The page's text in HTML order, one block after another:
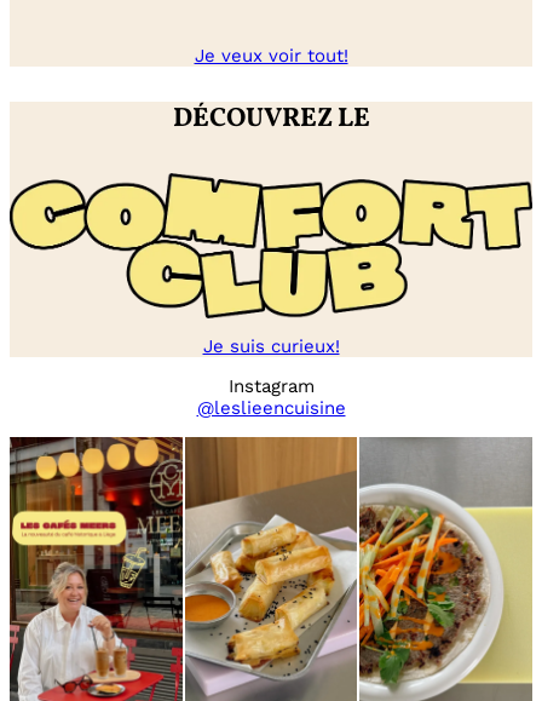
Je veux voir tout!
DÉCOUVREZ LE
Je suis curieux!
Instagram
@leslieencuisine